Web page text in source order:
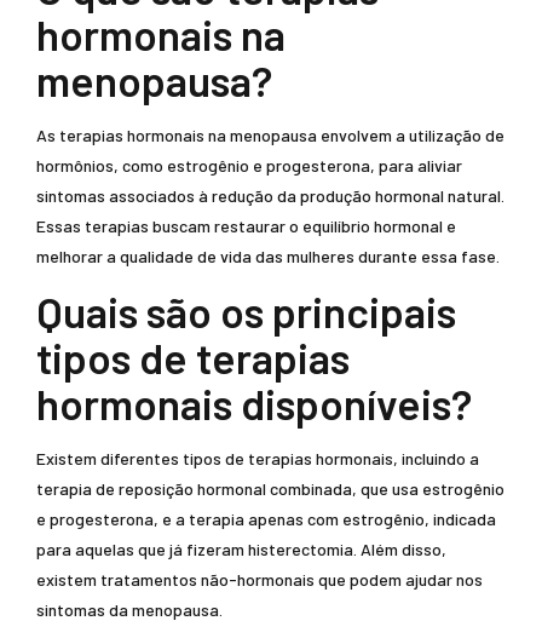
hormonais na
menopausa?
As terapias hormonais na menopausa envolvem a utilização de
hormônios, como estrogênio e progesterona, para aliviar
sintomas associados à redução da produção hormonal natural.
Essas terapias buscam restaurar o equilíbrio hormonal e
melhorar a qualidade de vida das mulheres durante essa fase.
Quais são os principais
tipos de terapias
hormonais disponíveis?
Existem diferentes tipos de terapias hormonais, incluindo a
terapia de reposição hormonal combinada, que usa estrogênio
e progesterona, e a terapia apenas com estrogênio, indicada
para aquelas que já fizeram histerectomia. Além disso,
existem tratamentos não-hormonais que podem ajudar nos
sintomas da menopausa.